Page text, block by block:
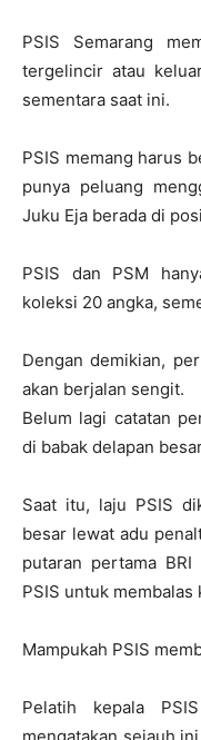
PSIS Semarang
tergelincir atau
sementara saat ini.
PSIS memang harus
punya peluang
Juku Eja berada di
PSIS dan PSM
koleksi 20 angka,
Dengan demikian,
akan berjalan sengit.
Belum lagi catatan
di babak delapan
Saat itu, laju PSIS
besar lewat adu
putaran pertama
PSIS untuk membalas
Mampukah PSIS
Pelatih kepala